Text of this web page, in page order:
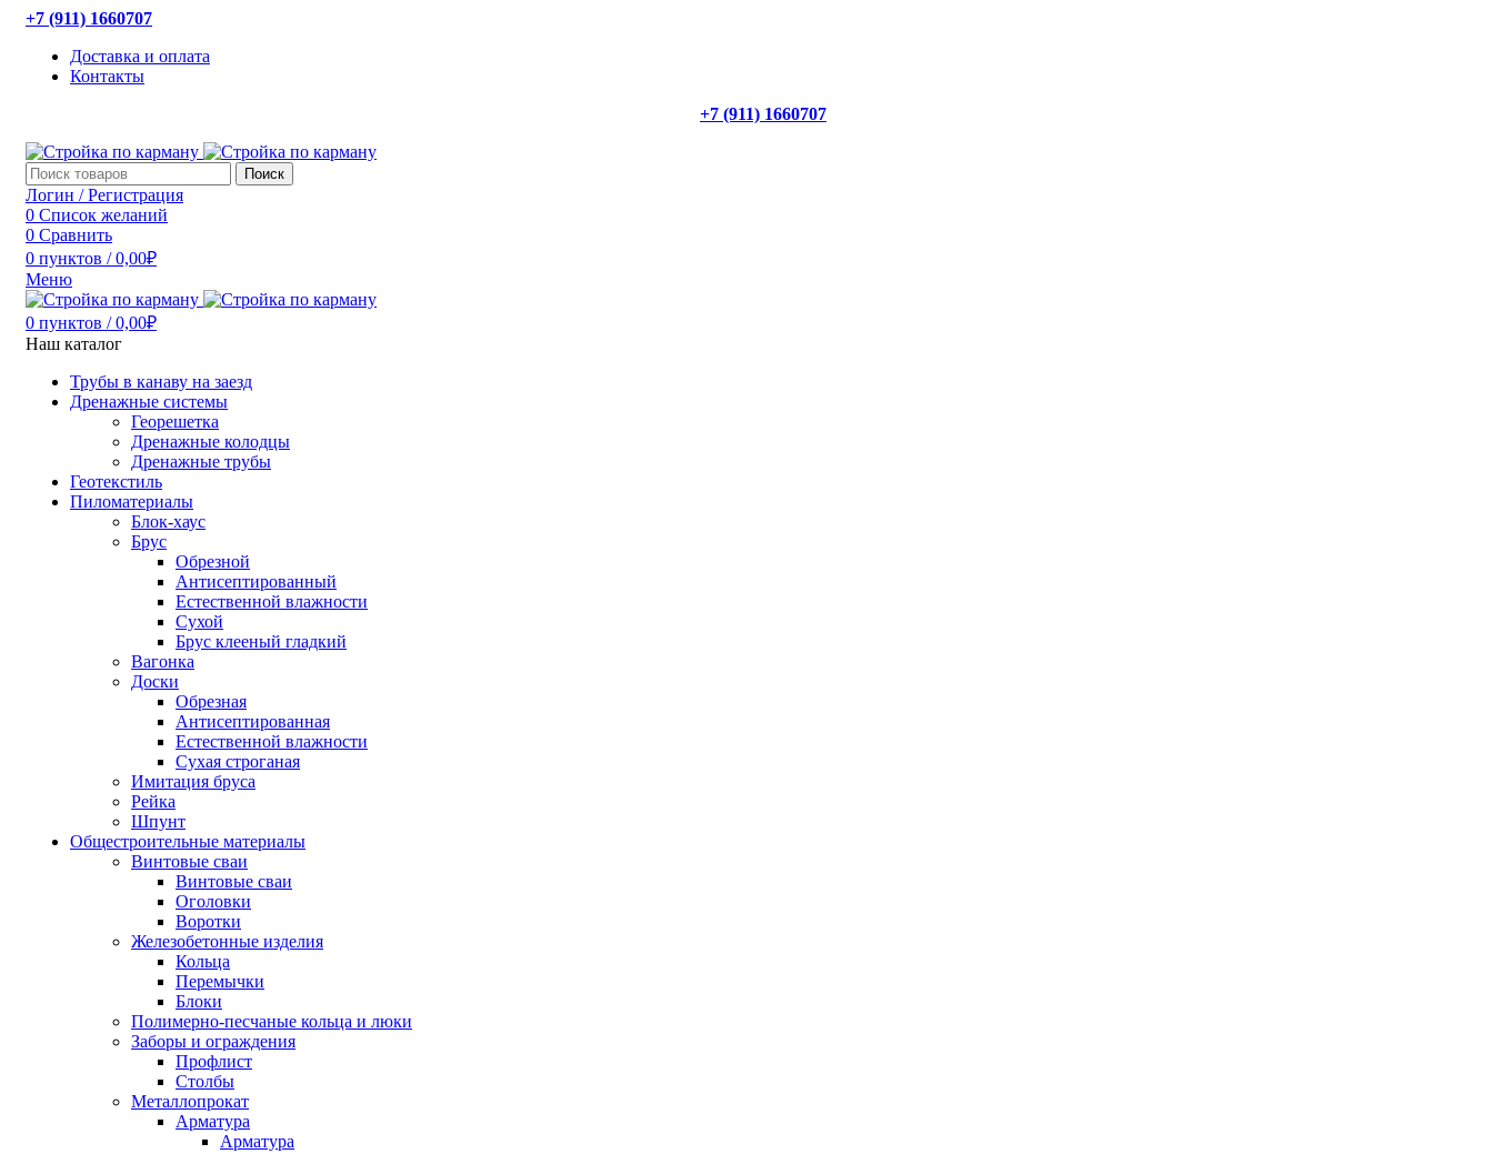
+7 (911) 1660707
Доставка и оплата
Контакты
+7 (911) 1660707
Поиск
Логин / Регистрация
0 Список желаний
0 Сравнить
0 пунктов / 0,00₽
Меню
0 пунктов / 0,00₽
Наш каталог
Трубы в канаву на заезд
Дренажные системы
Георешетка
Дренажные колодцы
Дренажные трубы
Геотекстиль
Пиломатериалы
Блок-хаус
Брус
Обрезной
Антисептированный
Естественной влажности
Сухой
Брус клееный гладкий
Вагонка
Доски
Обрезная
Антисептированная
Естественной влажности
Сухая строганая
Имитация бруса
Рейка
Шпунт
Общестроительные материалы
Винтовые сваи
Винтовые сваи
Оголовки
Воротки
Железобетонные изделия
Кольца
Перемычки
Блоки
Полимерно-песчаные кольца и люки
Заборы и ограждения
Профлист
Столбы
Металлопрокат
Арматура
Арматура